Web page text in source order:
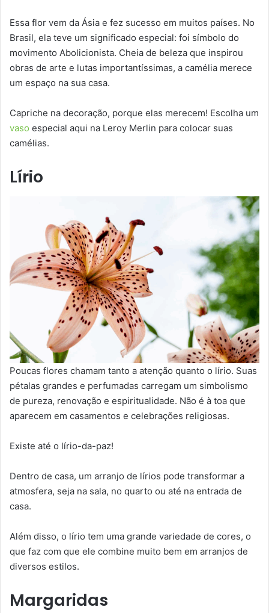
Essa flor vem da Ásia e fez sucesso em muitos países. No
Brasil, ela teve um significado especial: foi símbolo do
movimento Abolicionista. Cheia de beleza que inspirou
obras de arte e lutas importantíssimas, a camélia merece
um espaço na sua casa.
Capriche na decoração, porque elas merecem! Escolha um
vaso especial aqui na Leroy Merlin para colocar suas
camélias.
Lírio
Poucas flores chamam tanto a atenção quanto o lírio. Suas
pétalas grandes e perfumadas carregam um simbolismo
de pureza, renovação e espiritualidade. Não é à toa que
aparecem em casamentos e celebrações religiosas.
Existe até o lírio-da-paz!
Dentro de casa, um arranjo de lírios pode transformar a
atmosfera, seja na sala, no quarto ou até na entrada de
casa.
Além disso, o lírio tem uma grande variedade de cores, o
que faz com que ele combine muito bem em arranjos de
diversos estilos.
Margaridas